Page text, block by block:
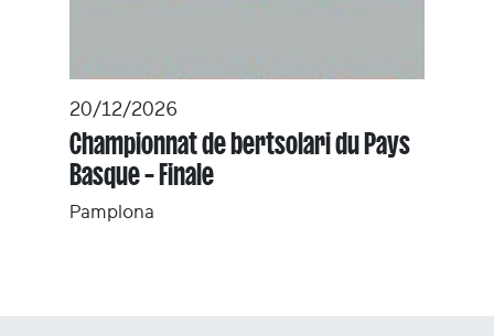
20/12/2026
Championnat de bertsolari du Pays
Basque – Finale
Pamplona